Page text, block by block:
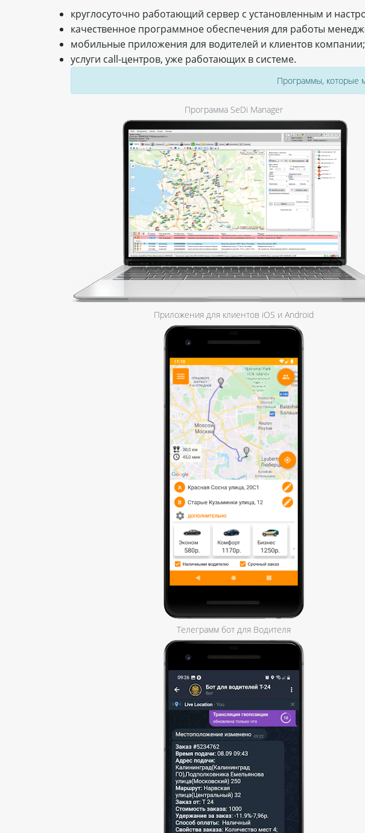
круглосуточно работающий сервер с установленным и
качественное программное обеспечения для работы
мобильные приложения для водителей и клиентов компании;
услуги call-центров, уже работающих в системе.
Программы, которые
Программа SeDi Manager
Приложения для клиентов iOS и Android
Телеграмм бот для Водителя